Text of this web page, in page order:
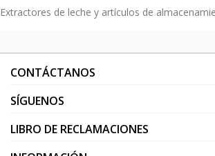
Extractores de leche y artículos de
CONTÁCTANOS
SÍGUENOS
LIBRO DE RECLAMACIONES